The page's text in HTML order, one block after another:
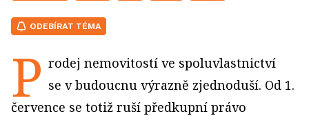
ODEBÍRAT TÉMA
P rodej nemovitostí ve spoluvlastnictví
se v budoucnu výrazně zjednoduší. Od 1.
července se totiž ruší předkupní právo